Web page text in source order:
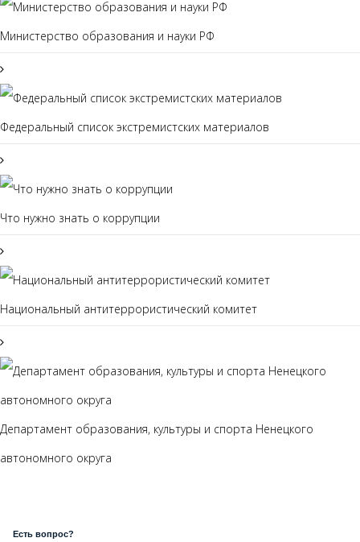
Министерство образования и науки РФ
Федеральный список экстремистских материалов
Что нужно знать о коррупции
Национальный антитеррористический комитет
Департамент образования, культуры и спорта Ненецкого
автономного округа
Есть вопрос?